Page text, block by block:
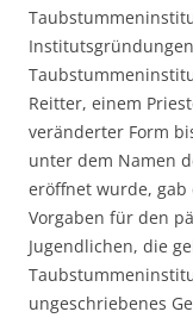
Reitter, einem
veränderter Form
unter dem Namen
eröffnet wurde,
Vorgaben für den
Jugendlichen, die
ungeschriebenes